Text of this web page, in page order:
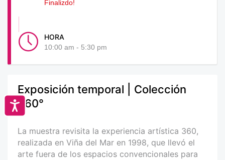
Accesibilidad
Finalizdo!
HORA
10:00 am - 5:30 pm
Exposición temporal | Colección
360°
La muestra revisita la experiencia artística 360,
realizada en Viña del Mar en 1998, que llevó el
arte fuera de los espacios convencionales para